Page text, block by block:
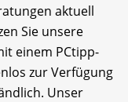
aktuell
Sie unsere
einem PCtipp-
zur Verfügung
Unser